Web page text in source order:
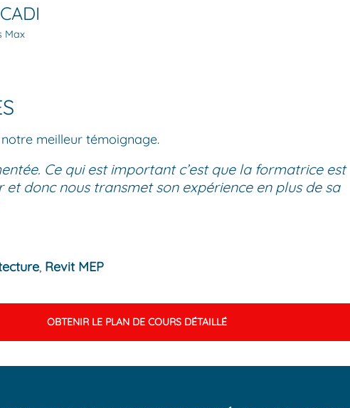
CADI
Max
meilleur témoignage.
Ce qui est important c’est que la formatrice est
donc nous transmet son expérience en plus de sa
, Revit MEP
OBTENIR LE PLAN DE COURS DÉTAILLÉ